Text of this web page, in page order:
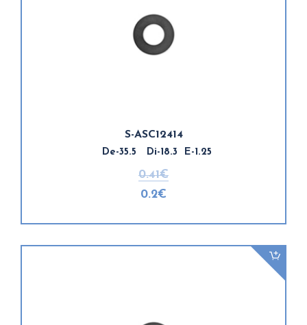
S-ASC12414
De-35.5 Di-18.3 E-1.25
0.41€
0.2€